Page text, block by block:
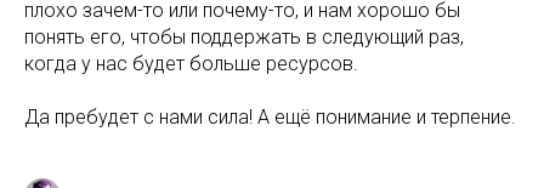
плохо зачем-то или почему-то, и нам хорошо бы
понять его, чтобы поддержать в следующий раз,
когда у нас будет больше ресурсов.
Да пребудет с нами сила! А ещё понимание и терпение.